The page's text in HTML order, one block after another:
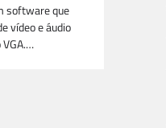
software que
vídeo e áudio